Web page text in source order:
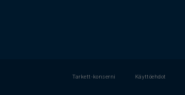
Tarkett-konserni Käyttöehdot